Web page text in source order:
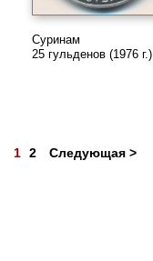
Суринам
25 гульденов (1976 г.)
1 2 Следующая >